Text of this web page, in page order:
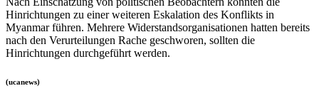
Hinrichtungen zu einer weiteren Eskalation des Konflikts in
Myanmar führen. Mehrere Widerstandsorganisationen hatten bereits
nach den Verurteilungen Rache geschworen, sollten die
Hinrichtungen durchgeführt werden.
(ucanews)